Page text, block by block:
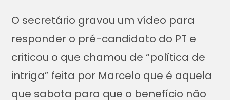
O secretário gravou um vídeo para
responder o pré-candidato do PT e
criticou o que chamou de “política de
intriga” feita por Marcelo que é aquela
que sabota para que o benefício não